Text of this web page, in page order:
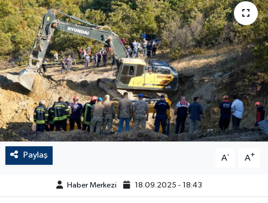
Paylaş A- A+
Haber Merkezi 18.09.2025 - 18:43